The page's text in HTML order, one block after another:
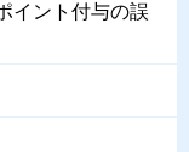
イント付与の誤